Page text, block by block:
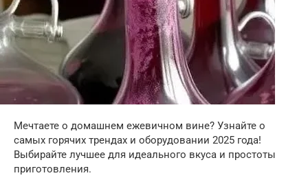
Мечтаете о домашнем ежевичном вине? Узнайте о
самых горячих трендах и оборудовании 2025 года!
Выбирайте лучшее для идеального вкуса и простоты
приготовления.